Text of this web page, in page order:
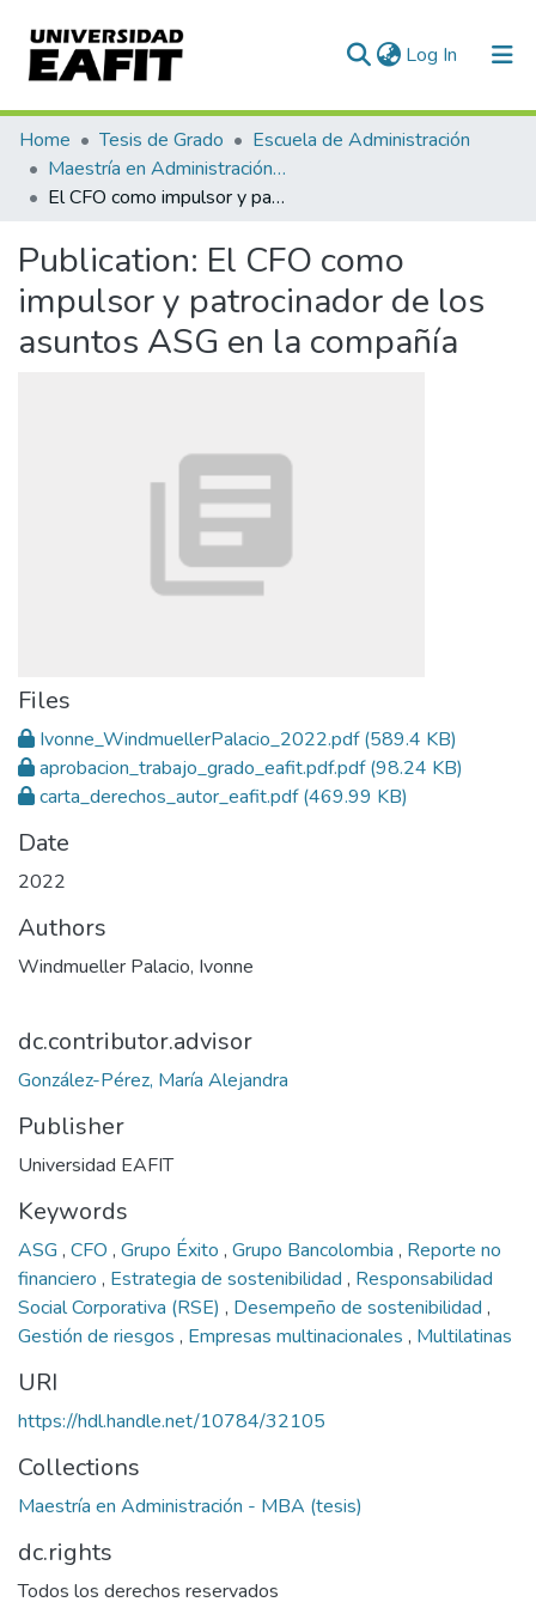
Log In (current)
Communities & Collections
All of DSpace
Home Tesis de Grado
Escuela de Administración
Maestría en Administración - MBA (tesis)
El CFO como impulsor y patrocinador de los asuntos ASG en la compañía
Publication: El CFO como
impulsor y patrocinador de los
asuntos ASG en la compañía
Files
Ivonne_WindmuellerPalacio_2022.pdf(589.4 KB)
aprobacion_trabajo_grado_eafit.pdf.pdf(98.24 KB)
carta_derechos_autor_eafit.pdf(469.99 KB)
Date
2022
Authors
Windmueller Palacio, Ivonne
dc.contributor.advisor
González-Pérez, María Alejandra
Publisher
Universidad EAFIT
Keywords
ASG , CFO , Grupo Éxito , Grupo Bancolombia , Reporte no
financiero , Estrategia de sostenibilidad , Responsabilidad
Social Corporativa (RSE) , Desempeño de sostenibilidad ,
Gestión de riesgos , Empresas multinacionales , Multilatinas
URI
https://hdl.handle.net/10784/32105
Collections
Maestría en Administración - MBA (tesis)
dc.rights
Todos los derechos reservados